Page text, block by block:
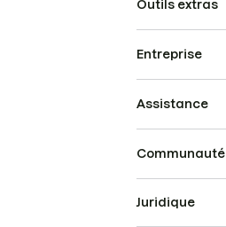
Outils extras
Entreprise
Assistance
Communauté
Juridique